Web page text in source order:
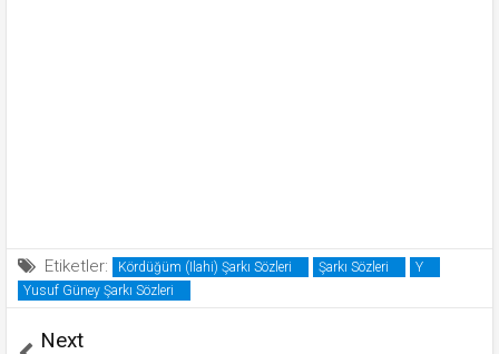
Etiketler: Kördüğüm (Ilahi) Şarkı Sözleri Şarkı Sözleri
Y
Yusuf Güney Şarkı Sözleri
Next